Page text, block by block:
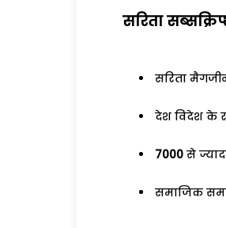
सरिता
सरिता
देश विदेश के
7000 से
समाजिक